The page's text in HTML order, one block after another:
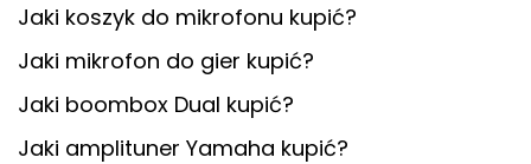
Jaki koszyk do mikrofonu kupić?
Jaki mikrofon do gier kupić?
Jaki boombox Dual kupić?
Jaki amplituner Yamaha kupić?